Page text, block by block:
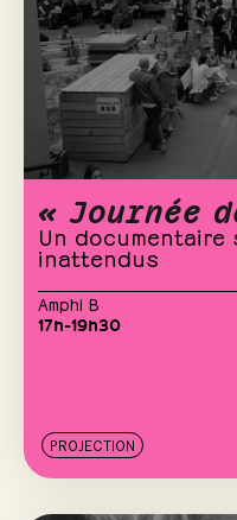
« Journée
Un
inattendus
Amphi B
17h-19h30
PROJECTION